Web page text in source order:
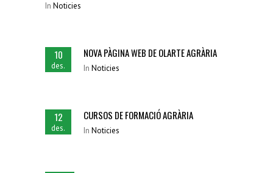
In Noticies
10
des.
NOVA PÀGINA WEB DE OLARTE AGRÀRIA
In Noticies
12
des.
CURSOS DE FORMACIÓ AGRÀRIA
In Noticies